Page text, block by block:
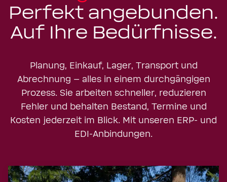
Auftragserfassung am Versandort
Zur Lösung
Warenursprung &
Präferenzen
Zur Lösung
Elektronische
Zollanmeldung via
Zur Lösung
Zur Lösung
internationaler Fracht
Zur Lösung
Umschlag
Koordination beim Wechsel der
Zur Lösung
Multi-Carrier-Versandsoftware
Auslieferung mit Carriern (KEP)
Sanktionslistenprüfung
Finale Compliance-Prüfung vor
Zustellung
Zur Lösung
Sendungstracking
Echtzeit-Verfolgung während des
Perfekt angebunden.
Auf Ihre Bedürfnisse.
Planung, Einkauf, Lager, Transport und
Abrechnung – alles in einem durchgängigen
Prozess. Sie arbeiten schneller, reduzieren
Fehler und behalten Bestand, Termine und
Kosten jederzeit im Blick. Mit unseren ERP- und
EDI-Anbindungen.